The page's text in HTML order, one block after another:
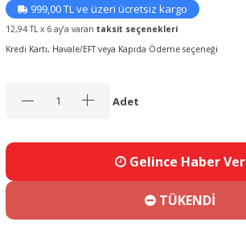
999,00 TL ve üzeri ücretsiz kargo
12,94 TL x 6 ay’a varan taksit seçenekleri
Kredi Kartı, Havale/EFT veya Kapıda Ödeme seçeneği
Adet
Gelince Haber Ver
TÜKENDİ